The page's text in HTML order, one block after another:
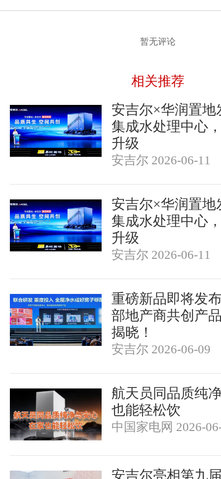
暂无评论
相关推荐
安吉尔×华润置地
集成水处理中心
升级
安吉尔 2026-06-11
安吉尔×华润置地
集成水处理中心
升级
安吉尔 2026-06-11
重磅新品即将发
部地产商共创产
揭晓！
安吉尔 2026-06-09
航天员同品质纯
也能轻松饮
中国家电网 2026-
安吉尔亮相第九